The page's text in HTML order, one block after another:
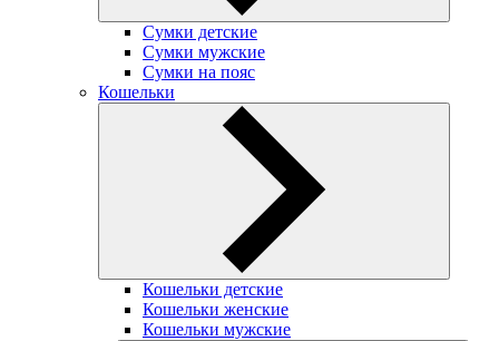
Сумки детские
Сумки мужские
Сумки на пояс
Кошельки
Кошельки детские
Кошельки женские
Кошельки мужские